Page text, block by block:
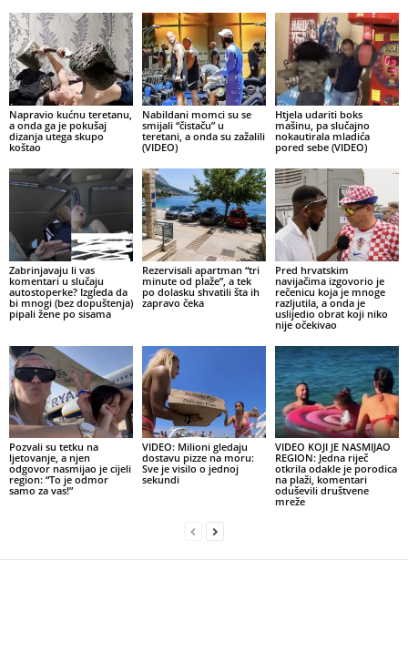
Napravio kućnu teretanu,
a onda ga je pokušaj
dizanja utega skupo
koštao
Nabildani momci su se
smijali “čistaču” u
teretani, a onda su zažalili
(VIDEO)
Htjela udariti boks
mašinu, pa slučajno
nokautirala mladića
pored sebe (VIDEO)
Zabrinjavaju li vas
komentari u slučaju
autostoperke? Izgleda da
bi mnogi (bez dopuštenja)
pipali žene po sisama
Rezervisali apartman “tri
minute od plaže”, a tek
po dolasku shvatili šta ih
zapravo čeka
Pred hrvatskim
navijačima izgovorio je
rečenicu koja je mnoge
razljutila, a onda je
uslijedio obrat koji niko
nije očekivao
Pozvali su tetku na
ljetovanje, a njen
odgovor nasmijao je cijeli
region: “To je odmor
samo za vas!”
VIDEO: Milioni gledaju
dostavu pizze na moru:
Sve je visilo o jednoj
sekundi
VIDEO KOJI JE NASMIJAO
REGION: Jedna riječ
otkrila odakle je porodica
na plaži, komentari
oduševili društvene
mreže